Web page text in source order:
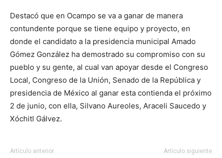
Destacó que en Ocampo se va a ganar de manera
contundente porque se tiene equipo y proyecto, en
donde el candidato a la presidencia municipal Amado
Gómez González ha demostrado su compromiso con su
pueblo y su gente, al cual van apoyar desde el Congreso
Local, Congreso de la Unión, Senado de la República y
presidencia de México al ganar esta contienda el próximo
2 de junio, con ella, Silvano Aureoles, Araceli Saucedo y
Xóchitl Gálvez.
Artículo anterior Artículo siguiente